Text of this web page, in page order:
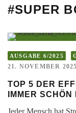
#SUPER
AUSGABE 6/2025
21. NOVEMBER 2025
TOP 5 DER
IMMER
Jeder Mensch hat